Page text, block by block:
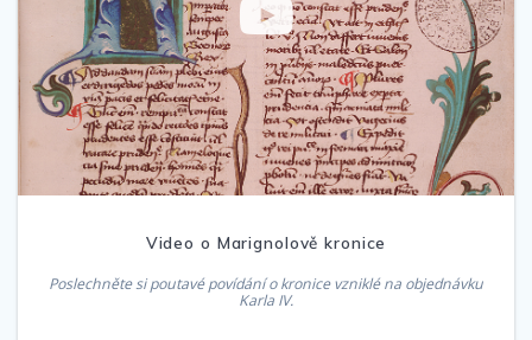
Video o Marignolově kronice
Poslechněte si poutavé povídání o kronice vzniklé na objednávku
Karla IV.